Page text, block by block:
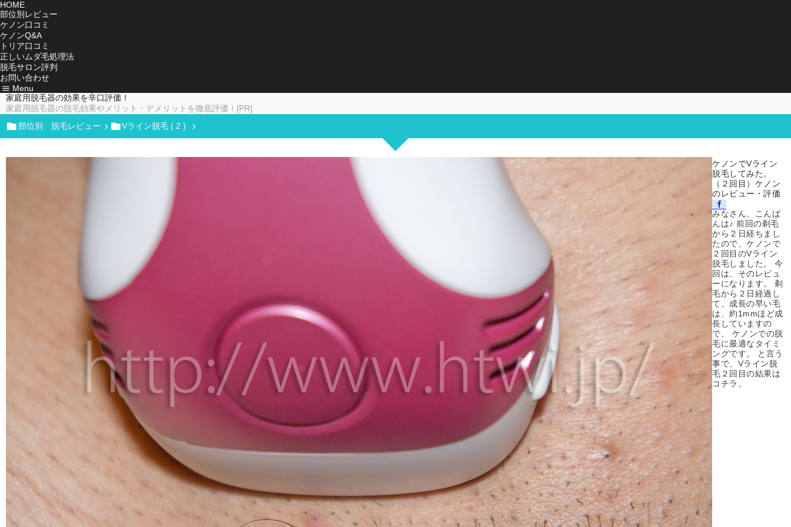
HOME
部位別レビュー
ケノン口コミ
ケノンQ&A
トリア口コミ
正しいムダ毛処理法
脱毛サロン評判
お問い合わせ
Menu
家庭用脱毛器の効果を辛口評価！
家庭用脱毛器の脱毛効果やメリット・デメリットを徹底評価！[PR]
部位別 脱毛レビュー
Vライン脱毛 ( 2 )
ケノンでVライン
脱毛してみた。
（２回目）ケノン
のレビュー・評価
みなさん、こんば
んは♪ 前回の剃毛
から２日経ちまし
たので、ケノンで
２回目のVライン
脱毛しました。 今
回は、そのレビュ
ーになります。 剃
毛から２日経過し
て、成長の早い毛
は、約1mmほど成
長していますの
で、 ケノンでの脱
毛に最適なタイミ
ングです。 と言う
事で、Vライン脱
毛２回目の結果は
コチラ。